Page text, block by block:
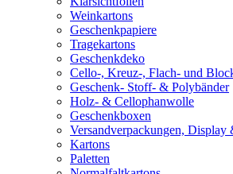
Weinkartons
Geschenkpapiere
Tragekartons
Geschenkdeko
Cello-, Kreuz-, Flach- und
Geschenk- Stoff- & Polybänder
Holz- & Cellophanwolle
Geschenkboxen
Versandverpackungen, Display
Kartons
Paletten